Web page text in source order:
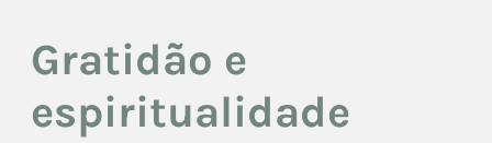
Gratidão e
espiritualidade